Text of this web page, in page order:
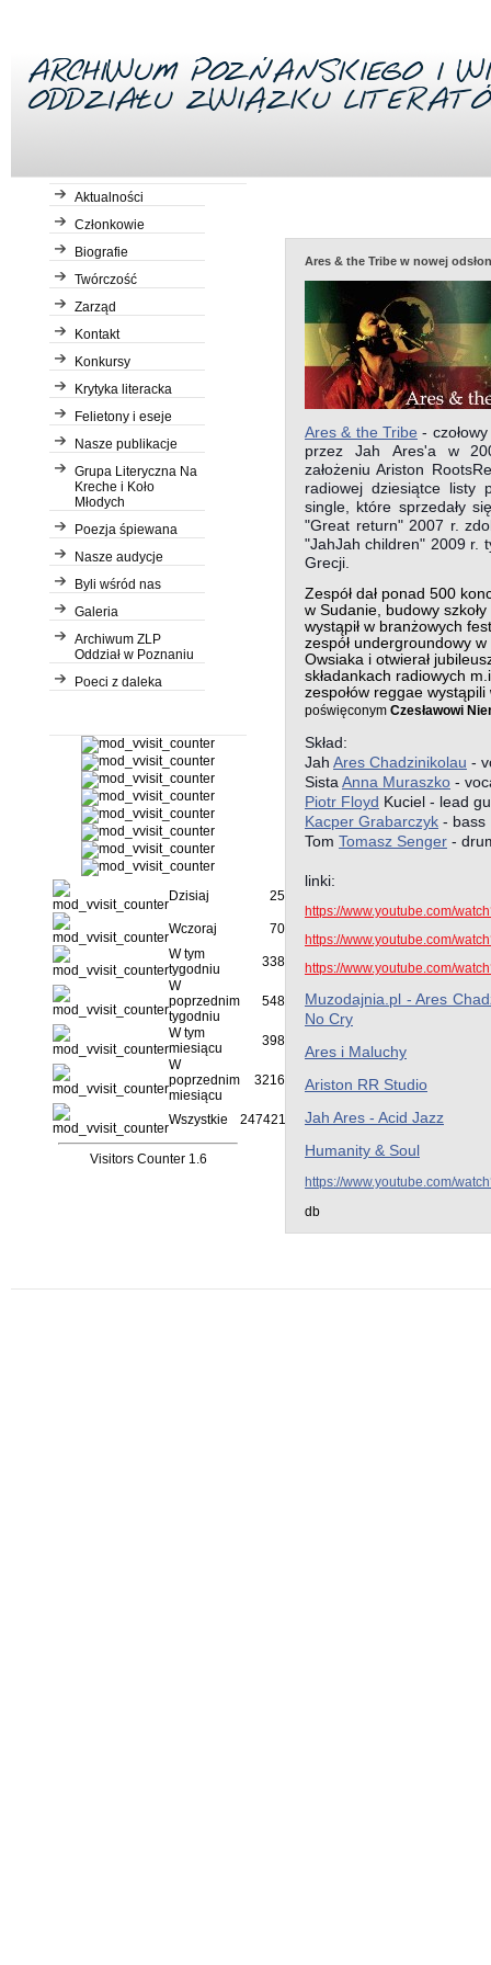
Aktualności
Członkowie
Biografie
Twórczość
Zarząd
Kontakt
Konkursy
Krytyka literacka
Felietony i eseje
Nasze publikacje
Grupa Literyczna Na
Kreche i Koło
Młodych
Poezja śpiewana
Nasze audycje
Byli wśród nas
Galeria
Archiwum ZLP
Oddział w Poznaniu
Poeci z daleka
Dzisiaj 251
Wczoraj
703
W tym
tygodniu
3382
W
poprzednim
tygodniu
5487
W tym
miesiącu
3980
W
poprzednim
miesiącu
32164
Wszystkie 2474211
Visitors Counter 1.6
Ares & the Tribe w nowej
Ares & the Tribe -
przez Jah Ares'a w
założeniu Ariston
radiowej dziesiątce listy
single, które sprzedały
"Great return" 2007 r.
"JahJah children" 2009 r.
Grecji.
Zespół dał ponad 500
w Sudanie, budowy
wystąpił w branżowych
zespół undergroundowy
Owsiaka i otwierał
składankach radiowych
zespołów reggae wystąpili
poświęconym Czesławowi
Skład:
Jah Ares Chadzinikolau -
Sista Anna Muraszko -
Piotr Floyd Kuciel - lead
Kacper Grabarczyk - bass
Tom Tomasz Senger -
linki:
https://www.youtube.com/
https://www.youtube.com/
https://www.youtube.com/
Muzodajnia.pl - Ares
No Cry
Ares i Maluchy
Ariston RR Studio
Jah Ares - Acid Jazz
Humanity & Soul
https://www.youtube.com/
db